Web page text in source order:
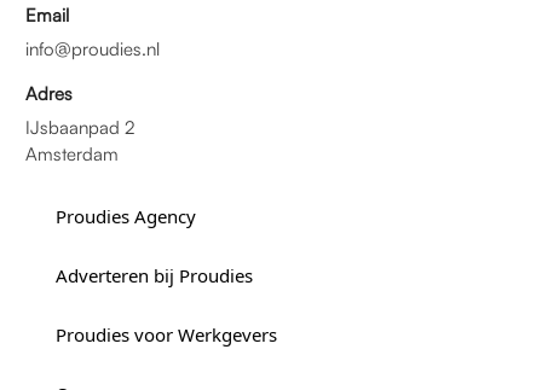
Email
info@proudies.nl
Adres
IJsbaanpad 2
Amsterdam
Proudies Agency
Adverteren bij Proudies
Proudies voor Werkgevers